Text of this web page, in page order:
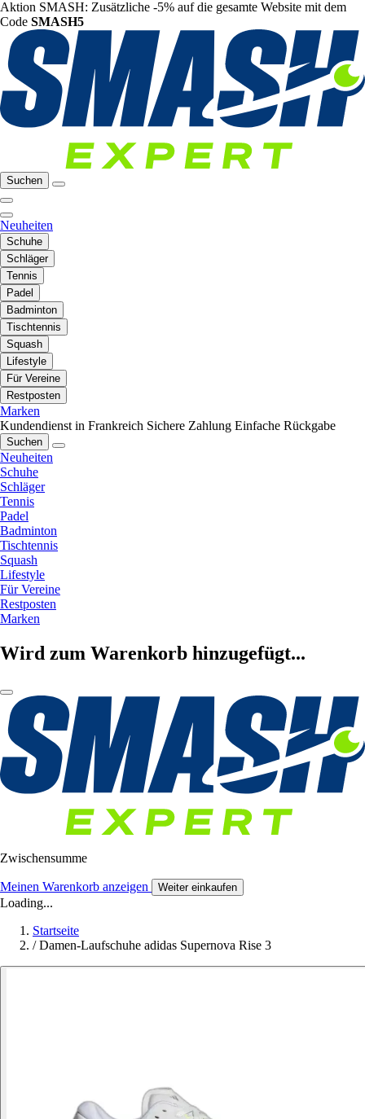
Aktion SMASH: Zusätzliche -5% auf die gesamte Website mit dem
Code SMASH5
Suchen
Neuheiten
Schuhe
Schläger
Tennis
Padel
Badminton
Tischtennis
Squash
Lifestyle
Für Vereine
Restposten
Marken
Kundendienst in Frankreich Sichere Zahlung Einfache Rückgabe
Suchen
Neuheiten
Schuhe
Schläger
Tennis
Padel
Badminton
Tischtennis
Squash
Lifestyle
Für Vereine
Restposten
Marken
Wird zum Warenkorb hinzugefügt...
Zwischensumme
Meinen Warenkorb anzeigen Weiter einkaufen
Loading...
Startseite
/ Damen-Laufschuhe adidas Supernova Rise 3